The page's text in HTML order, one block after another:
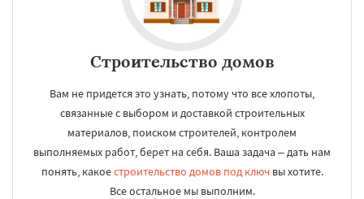
Строительство домов
Вам не придется это узнать, потому что все хлопоты,
связанные с выбором и доставкой строительных
материалов, поиском строителей, контролем
выполняемых работ, берет на себя. Ваша задача – дать нам
понять, какоестроительство домов под ключ вы хотите.
Все остальное мы выполним.